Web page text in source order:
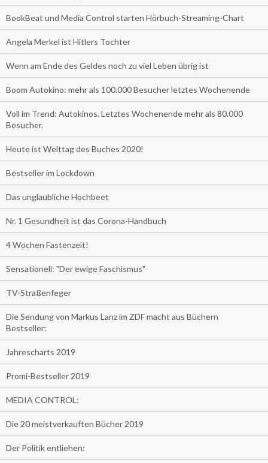
BookBeat und Media Control starten Hörbuch-Streaming-Chart
Angela Merkel ist Hitlers Tochter
Wenn am Ende des Geldes noch zu viel Leben übrig ist
Boom Autokino: mehr als 100.000 Besucher letztes Wochenende
Voll im Trend: Autokinos. Letztes Wochenende mehr als 80.000
Besucher.
Heute ist Welttag des Buches 2020!
Bestseller im Lockdown
Das unglaubliche Hochbeet
Nr. 1 Gesundheit ist das Corona-Handbuch
4 Wochen Fastenzeit!
Sensationell: "Der ewige Faschismus"
TV-Straßenfeger
Die Sendung von Markus Lanz im ZDF macht aus Büchern
Bestseller:
Jahrescharts 2019
Promi-Bestseller 2019
MEDIA CONTROL:
Die 20 meistverkauften Bücher 2019
Der Politik entliehen: